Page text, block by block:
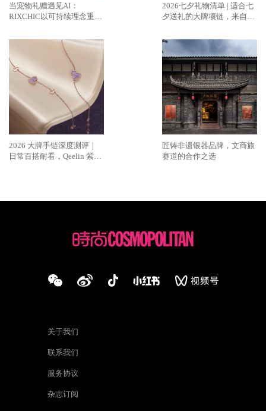
当宠物礼赠遇见AI：
RIXCHIC以可持续理念重塑
2026七夕礼物清单 | 适合七
夕送礼的大牌项链，来自
2026 大牌手链深度测评｜
日常百搭耐看，Qeelin 紫翡
匠铸非遗银器品牌，文商旅
赛道的合作之选
关于我们
联系我们
服务协议
杂志订阅